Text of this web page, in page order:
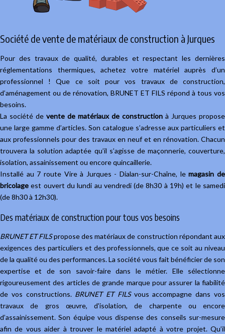
Société de vente de matériaux de construction à Jurques
Pour des travaux de qualité, durables et respectant les dernières
réglementations thermiques, achetez votre matériel auprès d’un
professionnel ! Que ce soit pour vos travaux de construction,
d’aménagement ou de rénovation, BRUNET ET FILS répond à tous vos
besoins.
La société de vente de matériaux de construction à Jurques propose
une large gamme d’articles. Son catalogue s’adresse aux particuliers et
aux professionnels pour des travaux en neuf et en rénovation. Chacun
trouvera la solution adaptée qu’il s’agisse de maçonnerie, couverture,
isolation, assainissement ou encore quincaillerie.
Installé au 7 route Vire à Jurques - Dialan-sur-Chaîne, lemagasin de
bricolage est ouvert du lundi au vendredi (de 8h30 à 19h) et le samedi
(de 8h30 à 12h30).
Des matériaux de construction pour tous vos besoins
BRUNET ET FILSpropose des matériaux de construction répondant aux
exigences des particuliers et des professionnels, que ce soit au niveau
de la qualité ou des performances. La société vous fait bénéficier de son
expertise et de son savoir-faire dans le métier. Elle sélectionne
rigoureusement des articles de grande marque pour assurer la fiabilité
de vos constructions. BRUNET ET FILSvous accompagne dans vos
travaux de gros œuvre, d'isolation, de charpente ou encore
d’assainissement. Son équipe vous dispense des conseils sur-mesure
afin de vous aider à trouver le matériel adapté à votre projet. Qu’il